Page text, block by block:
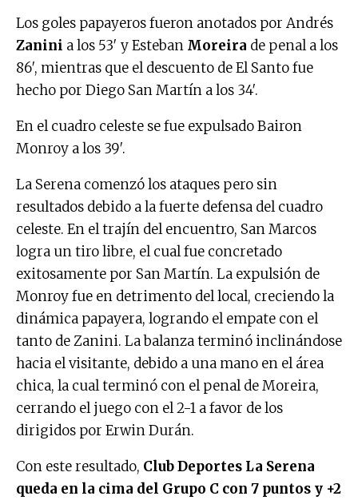
Los goles papayeros fueron anotados por Andrés
Zanini a los 53′ y Esteban Moreira de penal a los
86′, mientras que el descuento de El Santo fue
hecho por Diego San Martín a los 34′.
En el cuadro celeste se fue expulsado Bairon
Monroy a los 39′.
La Serena comenzó los ataques pero sin
resultados debido a la fuerte defensa del cuadro
celeste. En el trajín del encuentro, San Marcos
logra un tiro libre, el cual fue concretado
exitosamente por San Martín. La expulsión de
Monroy fue en detrimento del local, creciendo la
dinámica papayera, logrando el empate con el
tanto de Zanini. La balanza terminó inclinándose
hacia el visitante, debido a una mano en el área
chica, la cual terminó con el penal de Moreira,
cerrando el juego con el 2-1 a favor de los
dirigidos por Erwin Durán.
Con este resultado, Club Deportes La Serena
queda en la cima del Grupo C con 7 puntos y +2